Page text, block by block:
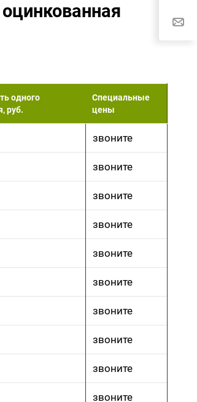
одного
руб.
Специальные
цены
звоните
звоните
звоните
звоните
звоните
звоните
звоните
звоните
звоните
звоните